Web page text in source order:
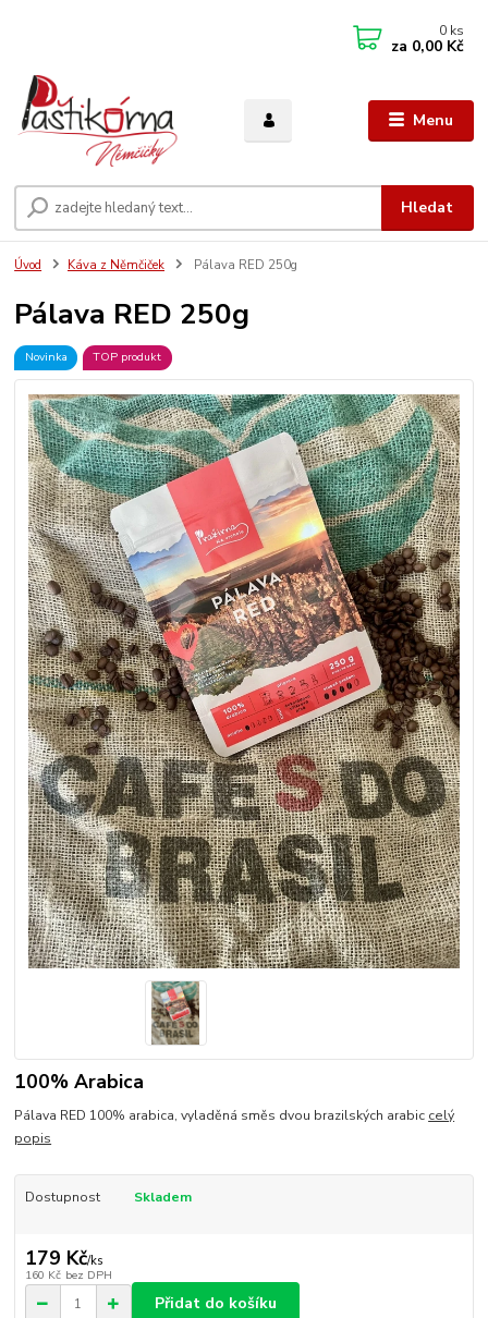
Menu
Hledat
0 ks
za 0,00 Kč
Úvod Káva z Němčiček Pálava RED 250g
Pálava RED 250g
Novinka TOP produkt
100% Arabica
Pálava RED 100% arabica, vyladěná směs dvou brazilských arabic celý
popis
Dostupnost Skladem
179 Kč/ks
160 Kč bez DPH
Přidat do košíku